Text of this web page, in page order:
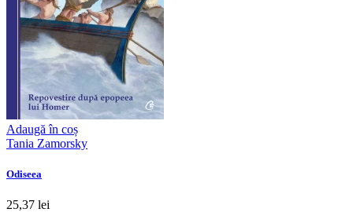
Adaugă în coș
Tania Zamorsky
Odiseea
25,37 lei